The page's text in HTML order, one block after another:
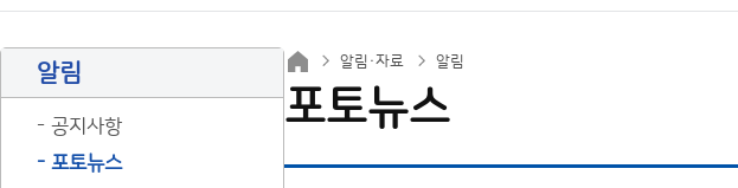
알림
공지사항
포토뉴스
알림·자료 알림
포토뉴스